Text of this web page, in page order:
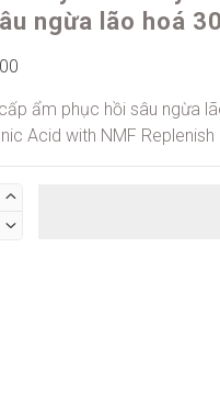
ngừa lão hoá
ẩm phục hồi sâu ngừa
Acid with NMF

